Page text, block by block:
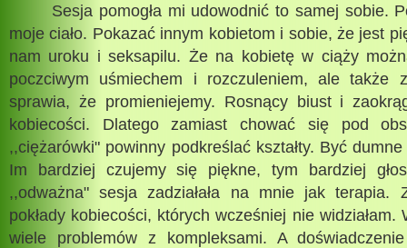
Sesja pomogła mi udowodnić to samej sobie.
moje ciało. Pokazać innym kobietom i sobie, że jest
nam uroku i seksapilu. Że na kobietę w ciąży
poczciwym uśmiechem i rozczuleniem, ale także
sprawia, że promieniejemy. Rosnący biust i
kobiecości. Dlatego zamiast chować się pod
,,ciężarówki" powinny podkreślać kształty. Być
Im bardziej czujemy się piękne, tym bardziej
,,odważna" sesja zadziałała na mnie jak terapia.
pokłady kobiecości, których wcześniej nie widziałam.
wiele problemów z kompleksami. A